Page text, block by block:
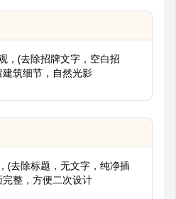
，(去除招牌文字，空白招
筑细节，自然光影
(去除标题，无文字，纯净插
整，方便二次设计